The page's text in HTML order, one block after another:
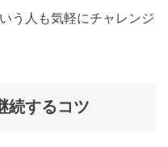
う人も気軽にチャレンジ
続するコツ